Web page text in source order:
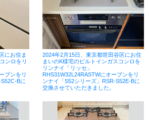
にお住ま
ンロをリ
ブンをリ
Bに
2024年2月15日、東京都世田谷区にお住
まいのK様宅のビルトインガスコンロを
リンナイ「リッセ」
RHS31W32L24RASTWにオーブンをリ
ンナイ「S52シリーズ」RSR-S52E-Bに
交換させていただきました。